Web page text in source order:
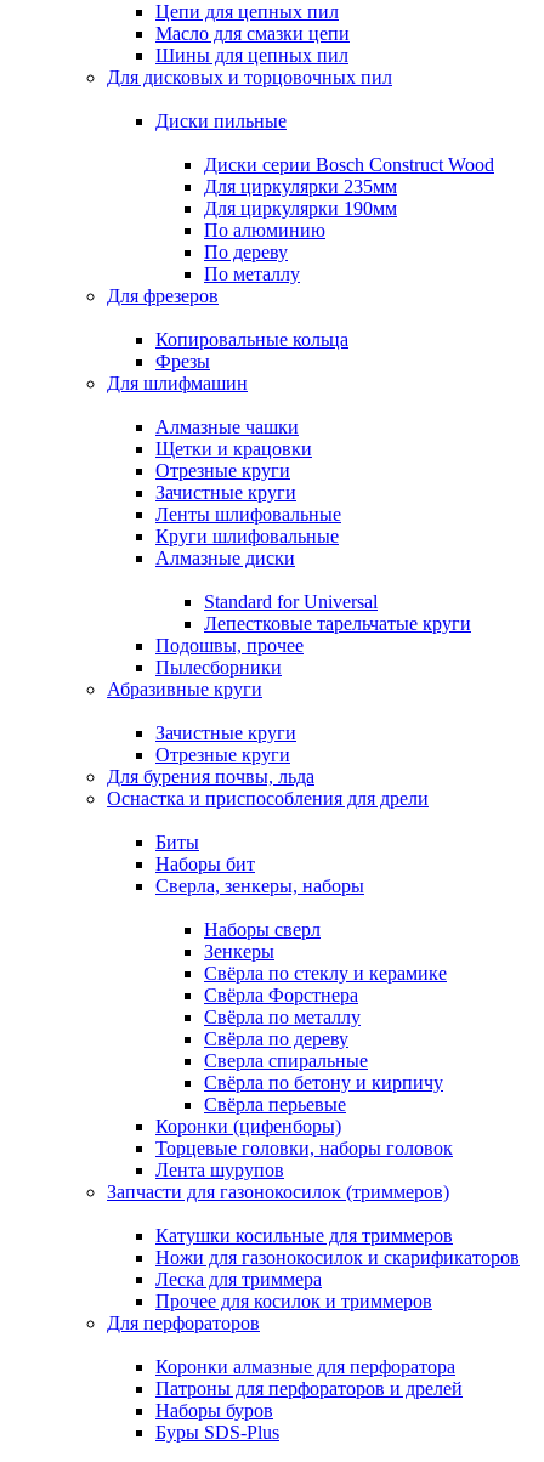
Цепи для цепных пил
Масло для смазки цепи
Шины для цепных пил
Для дисковых и торцовочных пил
Диски пильные
Диски серии Bosch Construct Wood
Для циркулярки 235мм
Для циркулярки 190мм
По алюминию
По дереву
По металлу
Для фрезеров
Копировальные кольца
Фрезы
Для шлифмашин
Алмазные чашки
Щетки и крацовки
Отрезные круги
Зачистные круги
Ленты шлифовальные
Круги шлифовальные
Алмазные диски
Standard for Universal
Лепестковые тарельчатые круги
Подошвы, прочее
Пылесборники
Абразивные круги
Зачистные круги
Отрезные круги
Для бурения почвы, льда
Оснастка и приспособления для дрели
Биты
Наборы бит
Сверла, зенкеры, наборы
Наборы сверл
Зенкеры
Свёрла по стеклу и керамике
Свёрла Форстнера
Свёрла по металлу
Свёрла по дереву
Сверла спиральные
Свёрла по бетону и кирпичу
Свёрла перьевые
Коронки (цифенборы)
Торцевые головки, наборы головок
Лента шурупов
Запчасти для газонокосилок (триммеров)
Катушки косильные для триммеров
Ножи для газонокосилок и скарификаторов
Леска для триммера
Прочее для косилок и триммеров
Для перфораторов
Коронки алмазные для перфоратора
Патроны для перфораторов и дрелей
Наборы буров
Буры SDS-Plus